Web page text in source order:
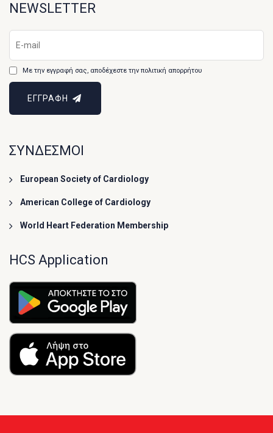
NEWSLETTER
Με την εγγραφή σας, αποδέχεστε την πολιτική απορρήτου
ΕΓΓΡΑΦΗ
ΣΥΝΔΕΣΜΟΙ
European Society of Cardiology
American College of Cardiology
World Heart Federation Membership
HCS Application